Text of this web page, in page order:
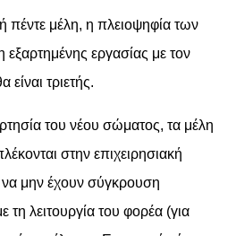
πέντε μέλη, η πλειοψηφία των
εργασίας με τον
είναι τριετής.
του νέου σώματος, τα μέλη
στην επιχειρησιακή
να μην έχουν σύγκρουση
λειτουργία του φορέα (για